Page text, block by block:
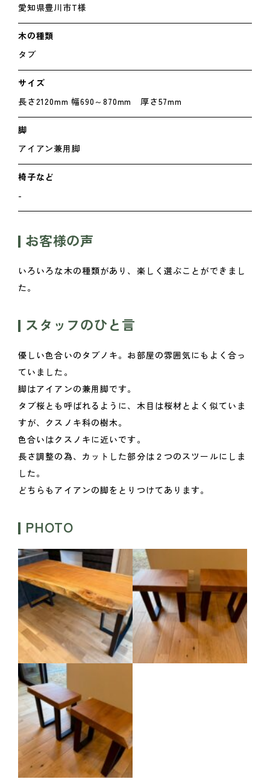
愛知県豊川市T様
木の種類
タブ
サイズ
長さ2120mm 幅690～870mm 厚さ57mm
脚
アイアン兼用脚
椅子など
-
お客様の声
いろいろな木の種類があり、楽しく選ぶことができまし
た。
スタッフのひと言
優しい色合いのタブノキ。お部屋の雰囲気にもよく合っ
ていました。
脚はアイアンの兼用脚です。
タブ桜とも呼ばれるように、木目は桜材とよく似ていま
すが、クスノキ科の樹木。
色合いはクスノキに近いです。
長さ調整の為、カットした部分は２つのスツールにしま
した。
どちらもアイアンの脚をとりつけてあります。
PHOTO